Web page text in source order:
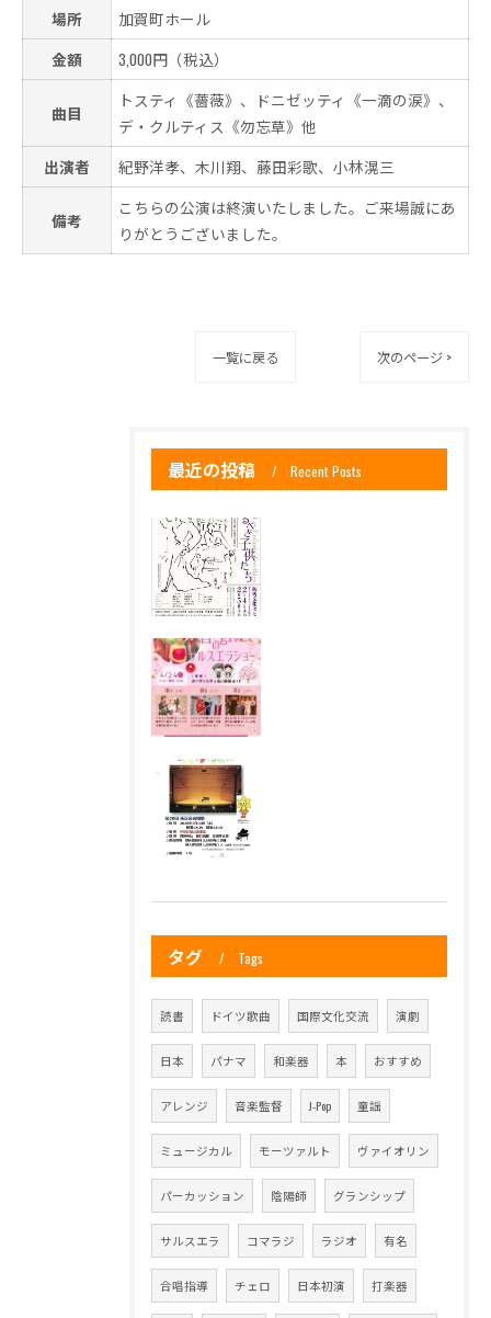
場所
加賀町ホール
金額
3,000円（税込）
曲目
トスティ《薔薇》、ドニゼッティ《一滴の涙》、
デ・クルティス《勿忘草》他
出演者
紀野洋孝、木川翔、藤田彩歌、小林滉三
備考
こちらの公演は終演いたしました。ご来場誠にあ
りがとうございました。
一覧に戻る 次のページ >
最近の投稿 Recent Posts
タグ Tags
読書 ドイツ歌曲 国際文化交流 演劇
日本 パナマ 和楽器 本 おすすめ
アレンジ 音楽監督 J-Pop 童謡
ミュージカル モーツァルト ヴァイオリン
パーカッション 陰陽師 グランシップ
サルスエラ コマラジ ラジオ 有名
合唱指導 チェロ 日本初演 打楽器